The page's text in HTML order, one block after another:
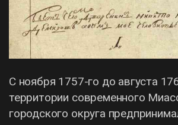
С ноября 1757-го до августа
территории современного
городского округа